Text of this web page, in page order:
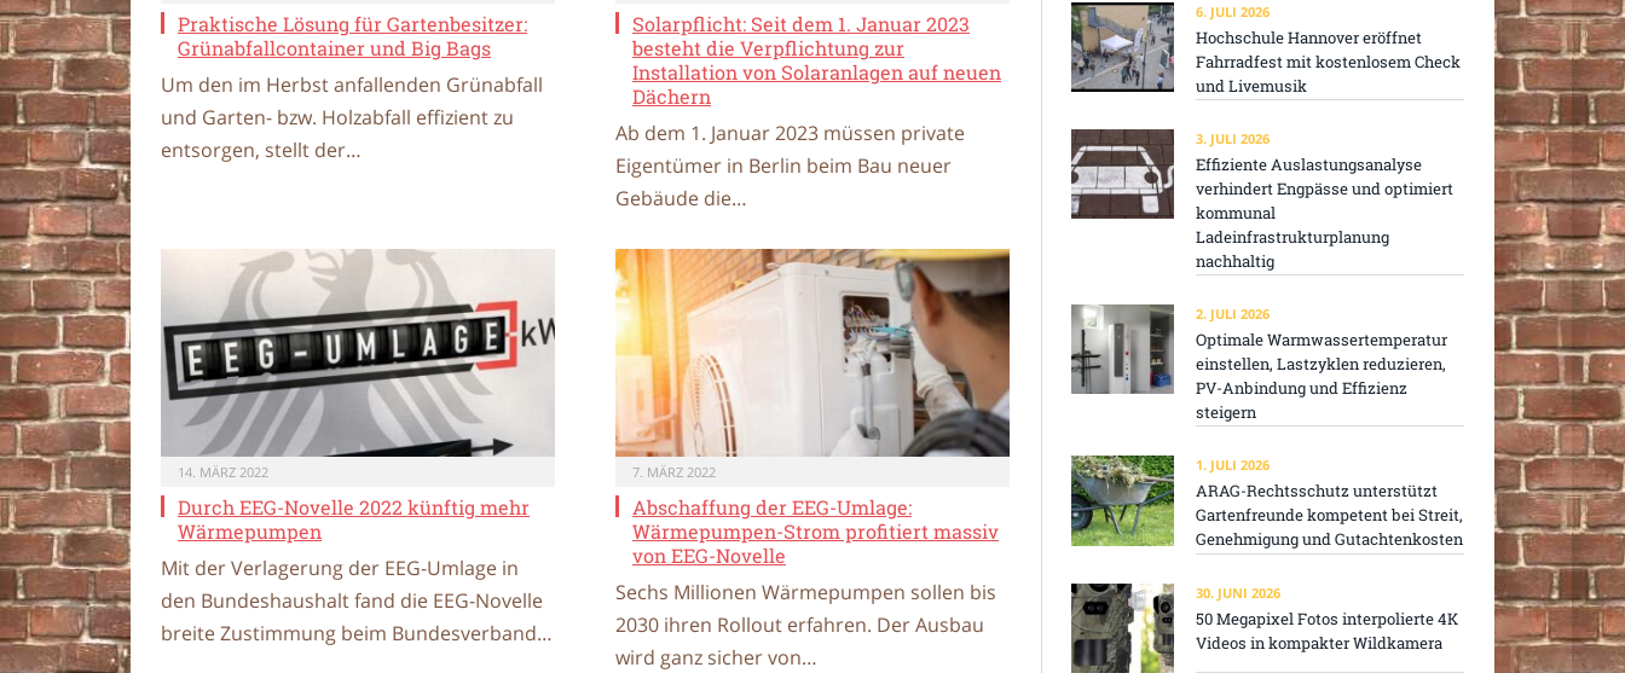
Praktische Lösung für Gartenbesitzer:
Grünabfallcontainer und Big Bags
Um den im Herbst anfallenden Grünabfall
und Garten- bzw. Holzabfall effizient zu
entsorgen, stellt der…
Solarpflicht: Seit dem 1. Januar 2023
besteht die Verpflichtung zur
Installation von Solaranlagen auf neuen
Dächern
Ab dem 1. Januar 2023 müssen private
Eigentümer in Berlin beim Bau neuer
Gebäude die…
14. MÄRZ 2022
Durch EEG-Novelle 2022 künftig mehr
Wärmepumpen
Mit der Verlagerung der EEG-Umlage in
den Bundeshaushalt fand die EEG-Novelle
breite Zustimmung beim Bundesverband…
7. MÄRZ 2022
Abschaffung der EEG-Umlage:
Wärmepumpen-Strom profitiert massiv
von EEG-Novelle
Sechs Millionen Wärmepumpen sollen bis
2030 ihren Rollout erfahren. Der Ausbau
wird ganz sicher von…
6. JULI 2026
Hochschule Hannover eröffnet
Fahrradfest mit kostenlosem Check
und Livemusik
3. JULI 2026
Effiziente Auslastungsanalyse
verhindert Engpässe und optimiert
kommunal
Ladeinfrastrukturplanung
nachhaltig
2. JULI 2026
Optimale Warmwassertemperatur
einstellen, Lastzyklen reduzieren,
PV-Anbindung und Effizienz
steigern
1. JULI 2026
ARAG-Rechtsschutz unterstützt
Gartenfreunde kompetent bei Streit,
Genehmigung und Gutachtenkosten
30. JUNI 2026
50 Megapixel Fotos interpolierte 4K
Videos in kompakter Wildkamera